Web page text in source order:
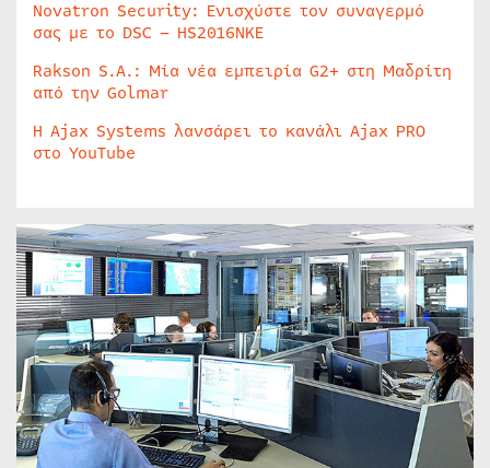
Novatron Security: Ενισχύστε τον συναγερμό
σας με το DSC – HS2016NKE
Rakson S.A.: Μία νέα εμπειρία G2+ στη Μαδρίτη
από την Golmar
Η Ajax Systems λανσάρει το κανάλι Ajax PRO
στο YouTube